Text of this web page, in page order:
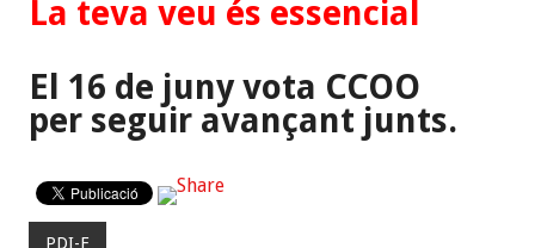
La teva veu és essencial
El 16 de juny vota CCOO
per seguir avançant junts.
PDI-F